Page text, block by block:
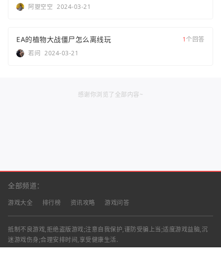
阿曌空空 2024-03-21
EA的植物大战僵尸怎么离线玩 1个回答
若问 2024-03-21
感谢你浏览了全部内容~
全部频道：
游戏大全 排行榜 资讯攻略 游戏问答
抵制不良游戏,拒绝盗版游戏;注意自我保护,谨防受骗上当;适度游戏益脑,沉
迷游戏伤身;合理安排时间,享受健康生活.